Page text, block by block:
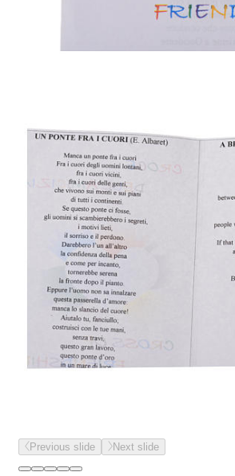
Previous slide Next slide